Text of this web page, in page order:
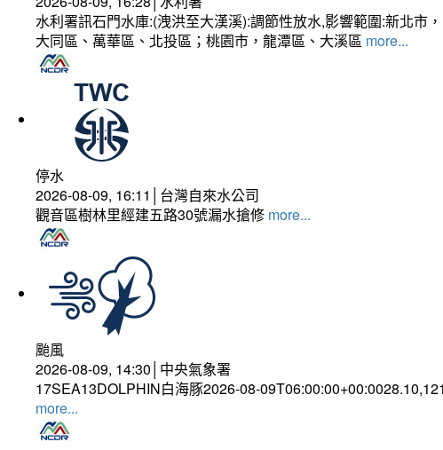
水利署訊石門水庫:(洩洪至大漢溪):調節性放水,影響範圍:新北市
大同區、萬華區、北投區；桃園市，龍潭區、大溪區 more...
停水
2026-08-09, 16:11│台灣自來水公司
觀音區樹林里經建五路30號漏水搶修 more...
颱風
2026-08-09, 14:30│中央氣象署
17SEA13DOLPHIN白海豚2026-08-
more...